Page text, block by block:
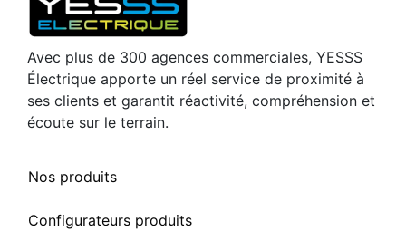
Avec plus de 300 agences commerciales, YESSS
Électrique apporte un réel service de proximité à
ses clients et garantit réactivité, compréhension et
écoute sur le terrain.
Nos produits
Configurateurs produits